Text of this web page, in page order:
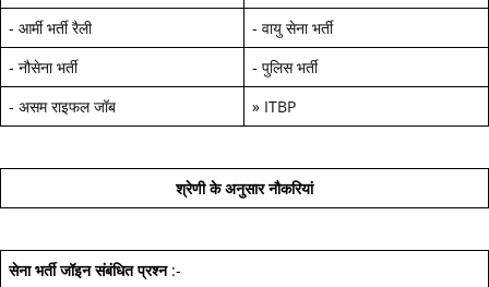
- आर्मी भर्ती रैली - वायु सेना भर्ती
- नौसेना भर्ती - पुलिस भर्ती
- असम राइफल जॉब » ITBP
श्रेणी के अनुसार नौकरियां
सेना भर्ती जॉइन संबंधित प्रश्न:-